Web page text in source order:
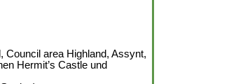
Council area Highland, Assynt,
Hermit’s Castle und